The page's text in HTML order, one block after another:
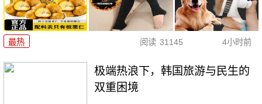
最热 阅读 31145 4小时前
极端热浪下，韩国旅游与民生的
双重困境